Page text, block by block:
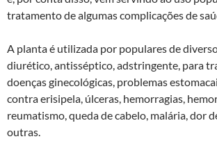
tratamento de algumas complicações de
A planta é utilizada por populares de
diurético, antisséptico, adstringente, para
doenças ginecológicas, problemas
contra erisipela, úlceras, hemorragias,
reumatismo, queda de cabelo, malária, dor
outras.